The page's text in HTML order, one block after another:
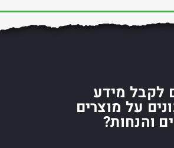
לקבל מידע
על מוצרים
והנחות?